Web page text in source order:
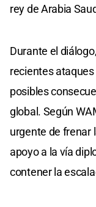
rey de Arabia
Durante el
recientes
posibles
global. Según
urgente de frenar
apoyo a la vía
contener la